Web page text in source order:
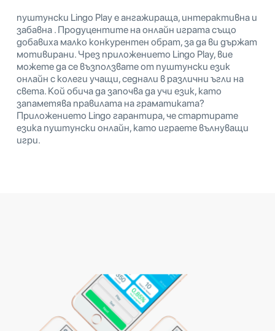
пуштунски Lingo Play е ангажираща, интерактивна и
забавна . Продуцентите на онлайн играта също
добавиха малко конкурентен обрат, за да ви държат
мотивирани. Чрез приложението Lingo Play, вие
можете да се възползвате от пуштунски език
онлайн с колеги учащи, седнали в различни ъгли на
света. Кой обича да започва да учи език, като
запаметява правилата на граматиката?
Приложението Lingo гарантира, че стартирате
езика пуштунски онлайн, като играете вълнуващи
игри.